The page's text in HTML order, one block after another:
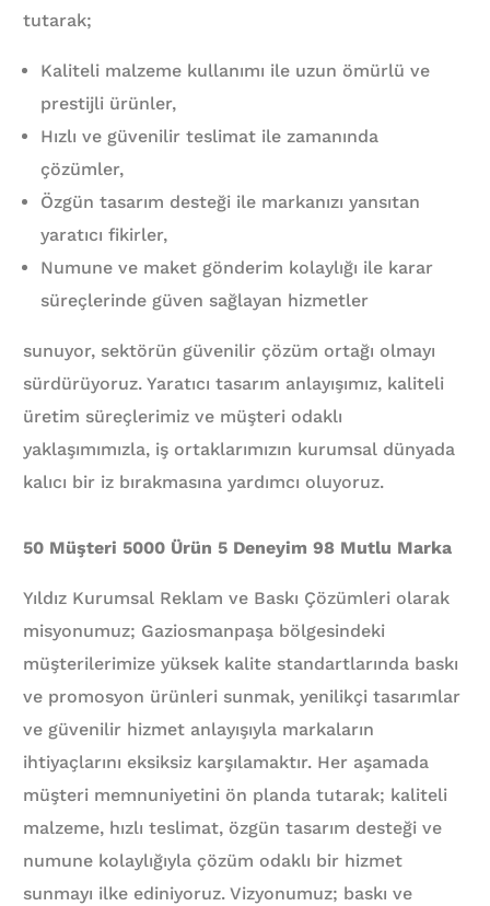
tutarak;
Kaliteli malzeme kullanımı ile uzun ömürlü ve
prestijli ürünler,
Hızlı ve güvenilir teslimat ile zamanında
çözümler,
Özgün tasarım desteği ile markanızı yansıtan
yaratıcı fikirler,
Numune ve maket gönderim kolaylığı ile karar
süreçlerinde güven sağlayan hizmetler
sunuyor, sektörün güvenilir çözüm ortağı olmayı
sürdürüyoruz. Yaratıcı tasarım anlayışımız, kaliteli
üretim süreçlerimiz ve müşteri odaklı
yaklaşımımızla, iş ortaklarımızın kurumsal dünyada
kalıcı bir iz bırakmasına yardımcı oluyoruz.
50 Müşteri 5000 Ürün 5 Deneyim 98 Mutlu Marka
Yıldız Kurumsal Reklam ve Baskı Çözümleri olarak
misyonumuz; Gaziosmanpaşa bölgesindeki
müşterilerimize yüksek kalite standartlarında baskı
ve promosyon ürünleri sunmak, yenilikçi tasarımlar
ve güvenilir hizmet anlayışıyla markaların
ihtiyaçlarını eksiksiz karşılamaktır. Her aşamada
müşteri memnuniyetini ön planda tutarak; kaliteli
malzeme, hızlı teslimat, özgün tasarım desteği ve
numune kolaylığıyla çözüm odaklı bir hizmet
sunmayı ilke ediniyoruz. Vizyonumuz; baskı ve